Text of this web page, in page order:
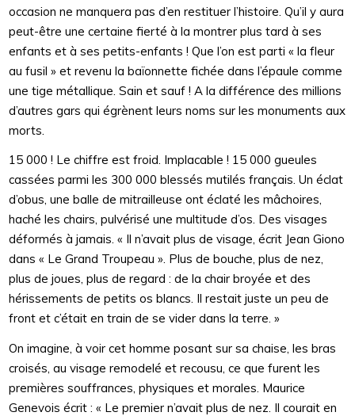
occasion ne manquera pas d’en restituer l’histoire. Qu’il y aura
peut-être une certaine fierté à la montrer plus tard à ses
enfants et à ses petits-enfants ! Que l’on est parti « la fleur
au fusil » et revenu la baïonnette fichée dans l’épaule comme
une tige métallique. Sain et sauf ! A la différence des millions
d’autres gars qui égrènent leurs noms sur les monuments aux
morts.
15 000 ! Le chiffre est froid. Implacable ! 15 000 gueules
cassées parmi les 300 000 blessés mutilés français. Un éclat
d’obus, une balle de mitrailleuse ont éclaté les mâchoires,
haché les chairs, pulvérisé une multitude d’os. Des visages
déformés à jamais. « Il n’avait plus de visage, écrit Jean Giono
dans « Le Grand Troupeau ». Plus de bouche, plus de nez,
plus de joues, plus de regard : de la chair broyée et des
hérissements de petits os blancs. Il restait juste un peu de
front et c’était en train de se vider dans la terre. »
On imagine, à voir cet homme posant sur sa chaise, les bras
croisés, au visage remodelé et recousu, ce que furent les
premières souffrances, physiques et morales. Maurice
Genevois écrit : « Le premier n’avait plus de nez. Il courait en